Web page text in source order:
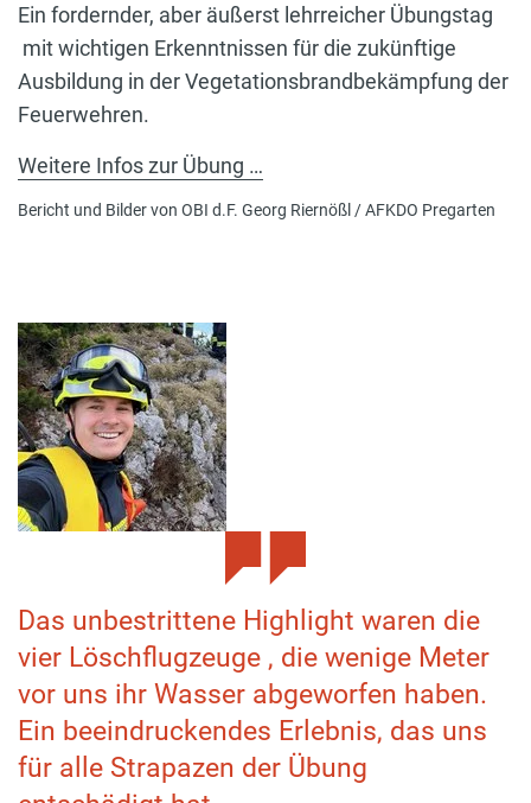
Ein fordernder, aber äußerst lehrreicher Übungstag
mit wichtigen Erkenntnissen für die zukünftige
Ausbildung in der Vegetationsbrandbekämpfung der
Feuerwehren.
Weitere Infos zur Übung …
Bericht und Bilder von OBI d.F. Georg Riernößl / AFKDO Pregarten
Das unbestrittene Highlight waren die
vier Löschflugzeuge , die wenige Meter
vor uns ihr Wasser abgeworfen haben.
Ein beeindruckendes Erlebnis, das uns
für alle Strapazen der Übung